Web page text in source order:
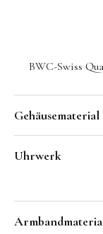
BWC-Swiss
Gehäusematerial
Uhrwerk